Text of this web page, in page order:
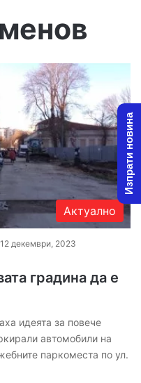
Актуално
декември, 2023
градина да е
идеята за повече
автомобили на
паркоместа по ул.
Изпрати новина